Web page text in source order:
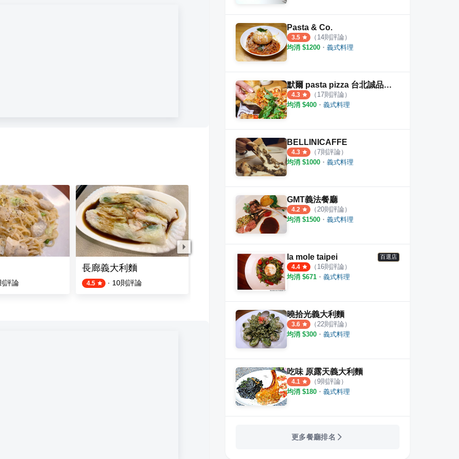
評論
長廊義大利麵
4.5 · 10則評論
BREMEN 不萊梅 圓山店
則評論
夯麵坊
·
Pasta & Co.
3.5 （ 14則評論）
均消 $1200 ・ 義式料理
默爾 pasta pizza 台北誠品南西店
4.3 （ 17則評論）
均消 $400 ・ 義式料理
BELLINICAFFE
4.3 （7則評論）
均消 $1000 ・ 義式料理
GMT義法餐廳
4.2 （ 20則評論）
均消 $1500 ・ 義式料理
la mole taipei 百選店
4.4 （ 16則評論）
均消 $671 ・ 義式料理
曉拾光義大利麵
3.6 （ 22則評論）
均消 $300 ・ 義式料理
吃味 原露天義大利麵
4.1 （9則評論）
均消 $180 ・ 義式料理
更多餐廳排名